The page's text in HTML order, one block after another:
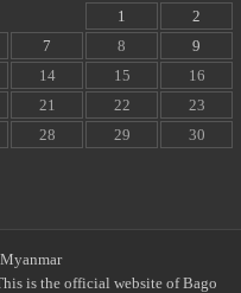
1
2
7 8
9
14 15
16
21 22
23
28 29
30
is the official website of Bago